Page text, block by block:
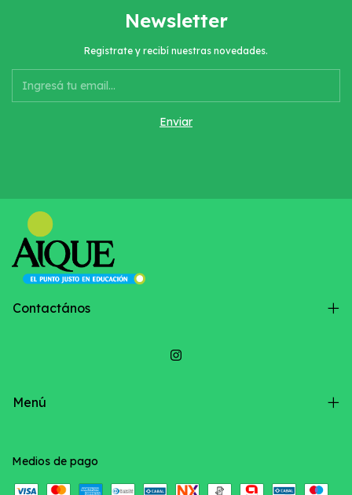
Newsletter
Registrate y recibí nuestras novedades.
Contactános
Menú
Medios de pago